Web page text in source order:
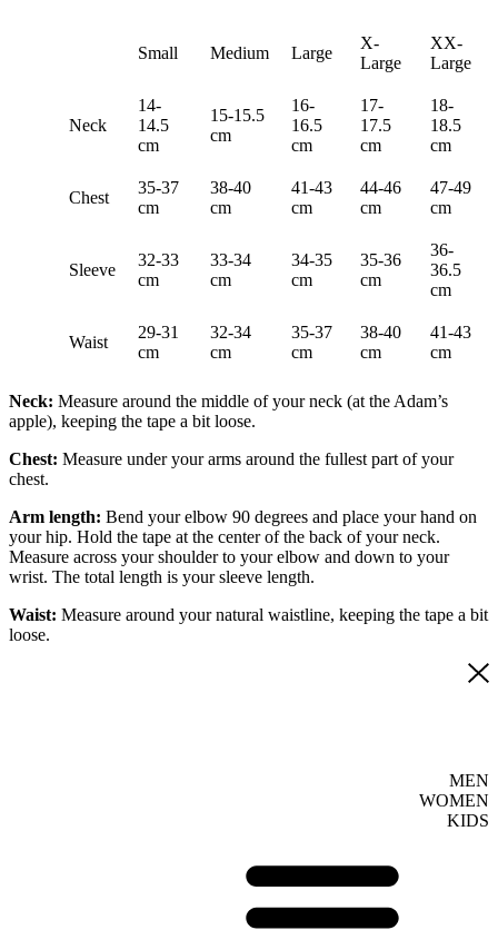
Small Medium Large
X-
Large
XX-
Large
Neck
14-
14.5
cm
15-15.5
cm
16-
16.5
cm
17-
17.5
cm
18-
18.5
cm
Chest
35-37
cm
38-40
cm
41-43
cm
44-46
cm
47-49
cm
Sleeve
32-33
cm
33-34
cm
34-35
cm
35-36
cm
36-
36.5
cm
Waist
29-31
cm
32-34
cm
35-37
cm
38-40
cm
41-43
cm
Neck: Measure around the middle of your neck (at the Adam’s
apple), keeping the tape a bit loose.
Chest: Measure under your arms around the fullest part of your
chest.
Arm length: Bend your elbow 90 degrees and place your hand on
your hip. Hold the tape at the center of the back of your neck.
Measure across your shoulder to your elbow and down to your
wrist. The total length is your sleeve length.
Waist: Measure around your natural waistline, keeping the tape a bit
loose.
MEN
WOMEN
KIDS